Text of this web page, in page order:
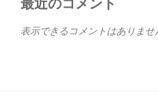
最近のコメント
表示できるコメントはありませ